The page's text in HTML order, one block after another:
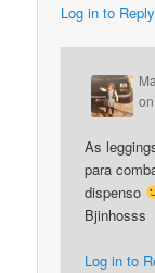
Log in to Reply
As
para
dispenso
Bjinhosss
Log in to